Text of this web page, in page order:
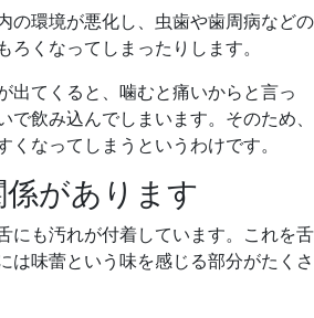
の環境が悪化し、虫歯や歯周病などの
ろくなってしまったりします。
出てくると、噛むと痛いからと言っ
で飲み込んでしまいます。そのため、
くなってしまうというわけです。
があります
にも汚れが付着しています。これを舌
は味蕾という味を感じる部分がたくさ